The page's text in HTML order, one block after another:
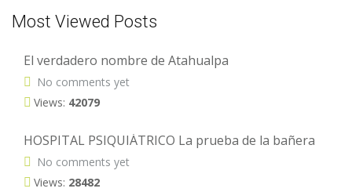
Most Viewed Posts
El verdadero nombre de Atahualpa
No comments yet
Views: 42079
HOSPITAL PSIQUIÁTRICO La prueba de la bañera
No comments yet
Views: 28482